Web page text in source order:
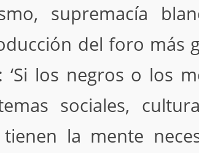
supremacía
del foro más
los negros o los
sociales,
la mente